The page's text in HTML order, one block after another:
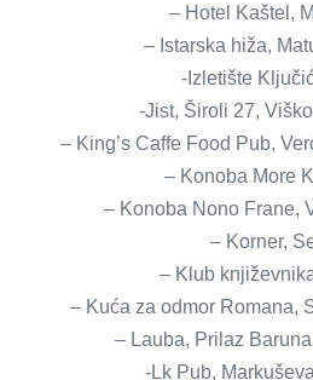
– Hotel Kaštel,
– Istarska hiža,
-Izletište
-Jist, Široli 27,
– King’s Caffe Food Pub,
– Konoba More
– Konoba Nono Frane,
– Korner,
– Klub
– Kuća za odmor Romana,
– Lauba, Prilaz
-Lk Pub,